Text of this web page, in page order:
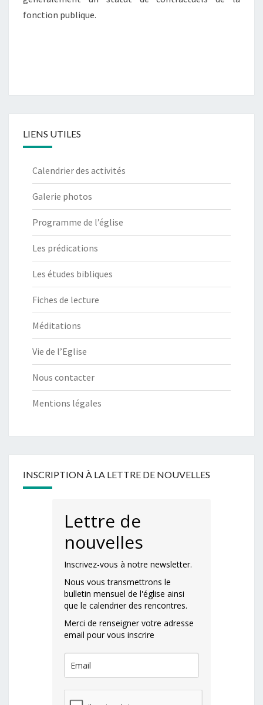
fonction publique.
LIENS UTILES
Calendrier des activités
Galerie photos
Programme de l’église
Les prédications
Les études bibliques
Fiches de lecture
Méditations
Vie de l’Eglise
Nous contacter
Mentions légales
INSCRIPTION À LA LETTRE DE NOUVELLES
Lettre de
nouvelles
Inscrivez-vous à notre newsletter.
Nous vous transmettrons le
bulletin mensuel de l'église ainsi
que le calendrier des rencontres.
Merci de renseigner votre adresse
email pour vous inscrire